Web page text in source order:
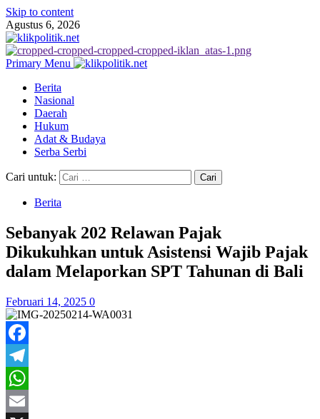
Skip to content
Agustus 6, 2026
Primary Menu
Berita
Nasional
Daerah
Hukum
Adat & Budaya
Serba Serbi
Cari untuk:
Berita
Sebanyak 202 Relawan Pajak
Dikukuhkan untuk Asistensi Wajib Pajak
dalam Melaporkan SPT Tahunan di Bali
Februari 14, 2025 0
Facebook
Telegram
WhatsApp